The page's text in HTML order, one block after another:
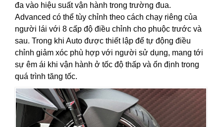
đa vào hiệu suất vận hành trong trường đua.
Advanced có thể tùy chỉnh theo cách chạy riêng của
người lái với 8 cấp độ điều chỉnh cho phuộc trước và
sau. Trong khi Auto được thiết lập để tự động điều
chỉnh giảm xóc phù hợp với người sử dụng, mang tới
sự êm ái khi vận hành ở tốc độ thấp và ổn định trong
quá trình tăng tốc.